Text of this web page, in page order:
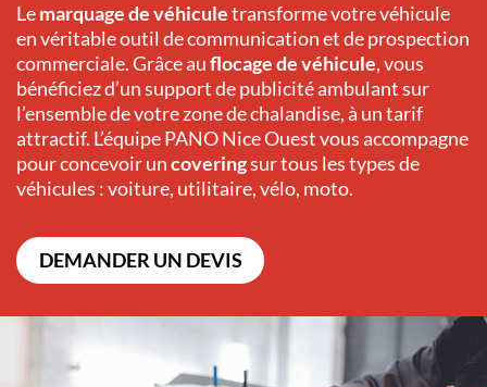
Lemarquage de véhiculetransforme votre véhicule
en véritable outil de communication et de prospection
commerciale. Grâce auflocage de véhicule, vous
bénéficiez d’un support de publicité ambulant sur
l’ensemble de votre zone de chalandise, à un tarif
attractif. L’équipePANONice Ouestvous accompagne
pour concevoir uncoveringsur tous les types de
véhicules : voiture, utilitaire, vélo, moto.
DEMANDER UN DEVIS